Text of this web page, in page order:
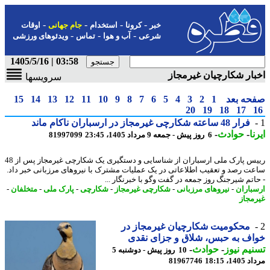
-کرونا-استخدام- جام جهانی-اوقات
شرعی-آب و هوا-تماس-ویدئوهای ورزشی
03:58 | 1405/5/16
شکارچیان غیرمجاز
سرویسها
بعد 1
2
3
4
5
6
7
8
9
10
11
12
13
14
15
17
18
19
20
فرار 48 ساعته شکارچی غیرمجاز در ارسباران ناکام ماند
-حوادث -6 روز پیش - جمعه 9 مرداد 1405، 23:45 81997099
رییس پارک ملی ارسباران از شناسایی و دستگیری یک شکارچی غیرمجاز پس از 48
رصد و تعقیب اطلاعاتی در یک عملیات مشترک با نیروهای مرزبانی خبر داد.
شیرجنگ روز جمعه در گفت وگو با خبرنگار ...
- نیروهای مرزبانی -شکارچی غیرمجاز-شکارچی-پارک ملی -متخلفان-
محکومیت شکارچیان غیرمجاز در
به حبس، شلاق و جزای نقدی
نیوز-حوادث -
10 روز پیش - دوشنبه 5
18:15
81967746